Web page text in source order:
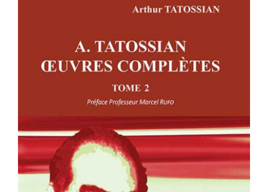
A. TATOSSIAN : OEUVRES
COMPLÈTES – TOME 2